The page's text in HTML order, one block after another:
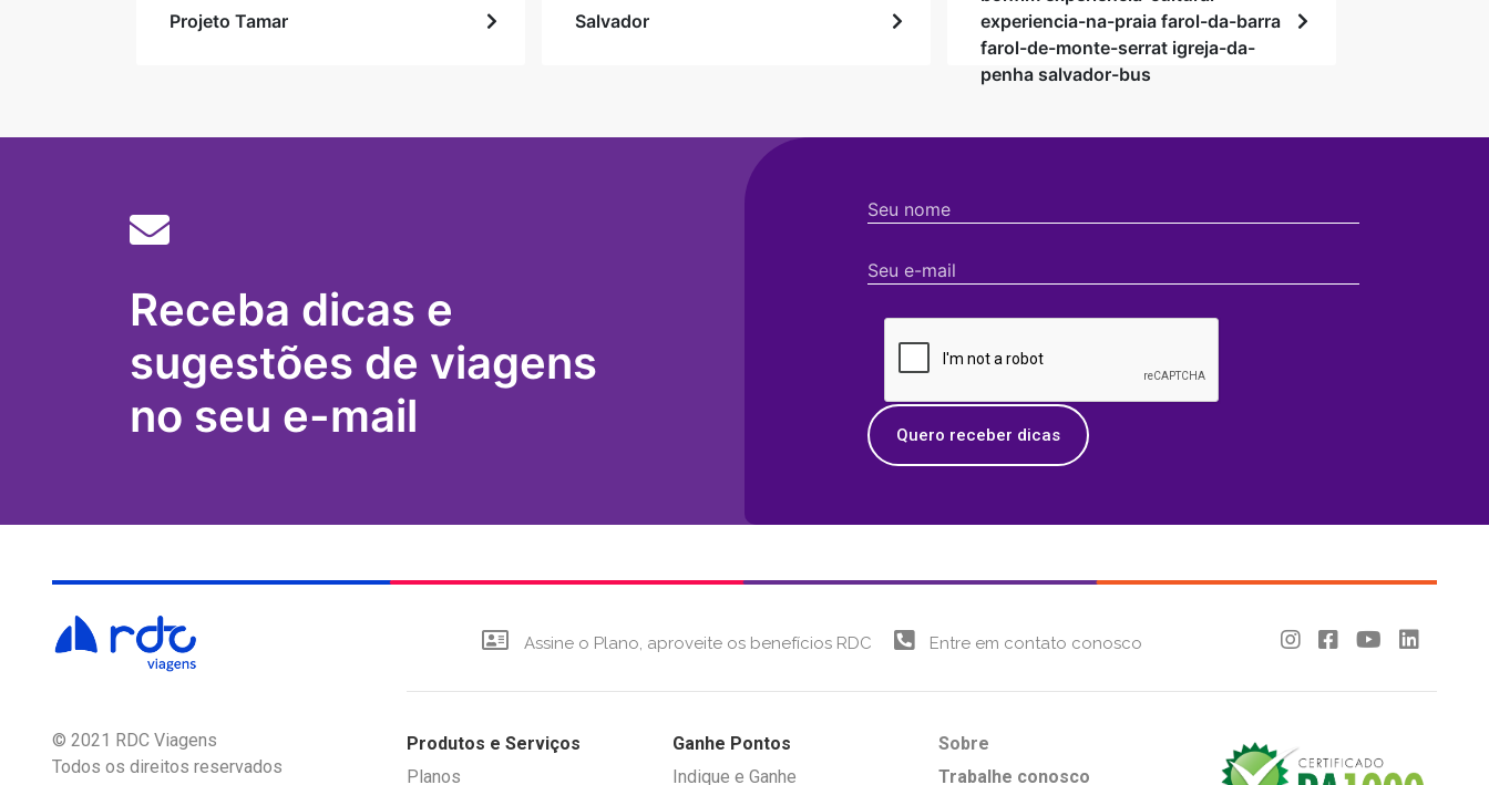
Projeto Tamar Salvador
experiencia-na-praia farol-da-barra
farol-de-monte-serrat igreja-da-
penha salvador-bus
Receba dicas e
sugestões de viagens
no seu e-mail
Quero receber dicas
Assine o Plano, aproveite os benefícios RDC Entre em contato conosco
© 2021 RDC Viagens
Todos os direitos reservados
Produtos e Serviços
Planos
Ganhe Pontos
Indique e Ganhe
Sobre
Trabalhe conosco